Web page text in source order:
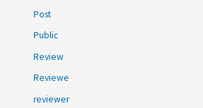
Post
Public
Review
Reviewe
reviewer